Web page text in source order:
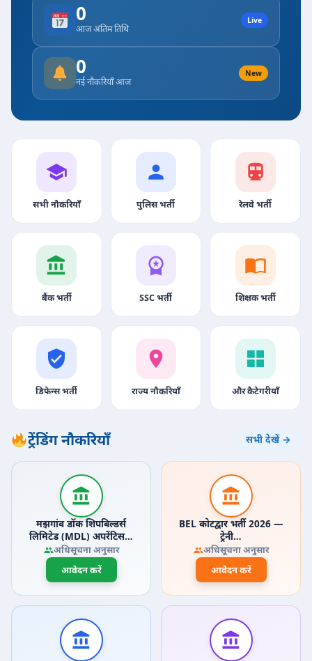
0
आज अंतिम तिथि
Live
0
नई नौकरियाँ आज
New
सभी नौकरियाँ पुलिस भर्ती रेलवे भर्ती
बैंक भर्ती SSC भर्ती शिक्षक भर्ती
डिफेन्स भर्ती राज्य नौकरियाँ और कैटेगरीयाँ
ट्रेंडिंग नौकरियाँ सभी देखें →
मझगांव डॉक शिपबिल्डर्स
लिमिटेड (MDL) अपरेंटिस…
अधिसूचना अनुसार
आवेदन करें
BEL कोटद्वार भर्ती 2026 —
ट्रेनी…
अधिसूचना अनुसार
आवेदन करें